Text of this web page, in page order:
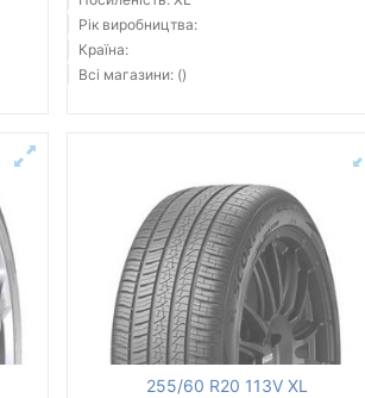
Рік виробництва:
Країна:
Всі магазини: ()
255/60 R20 113V XL